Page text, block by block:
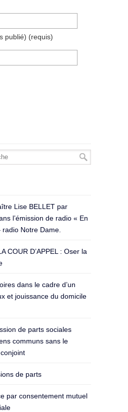
publié) (requis)
Lise BELLET par
l’émission de radio « En
Notre Dame.
COUR D’APPEL : Oser la
dans le cadre d’un
et jouissance du domicile
de parts sociales
communs sans le
de parts
par consentement mutuel